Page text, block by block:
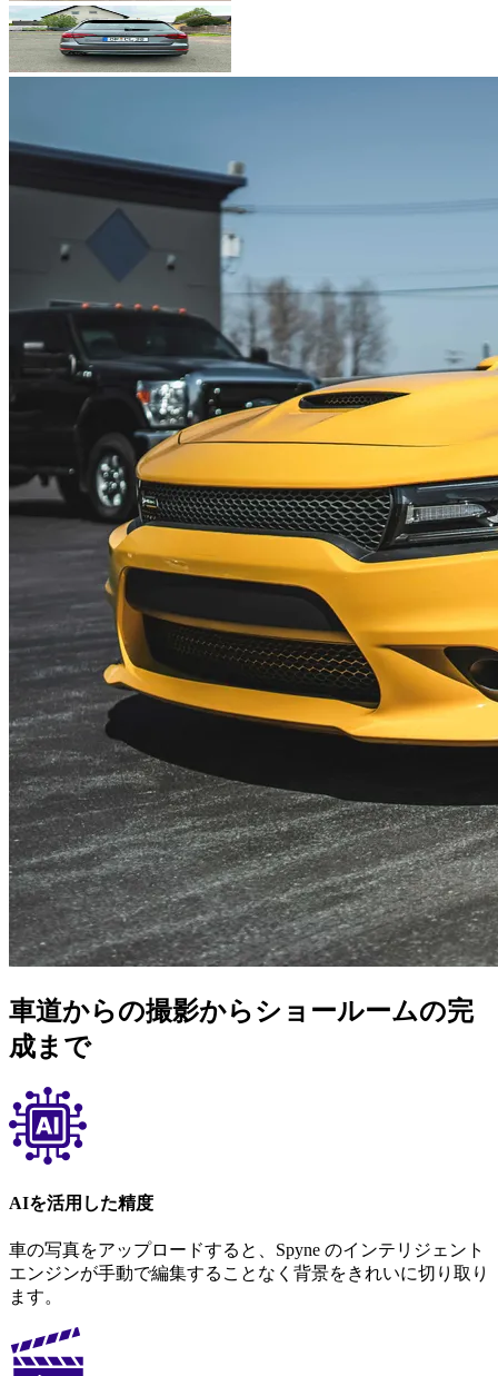
車道からの撮影からショールームの完
成まで
AIを活用した精度
車の写真をアップロードすると、Spyne のインテリジェント
エンジンが手動で編集することなく背景をきれいに切り取り
ます。